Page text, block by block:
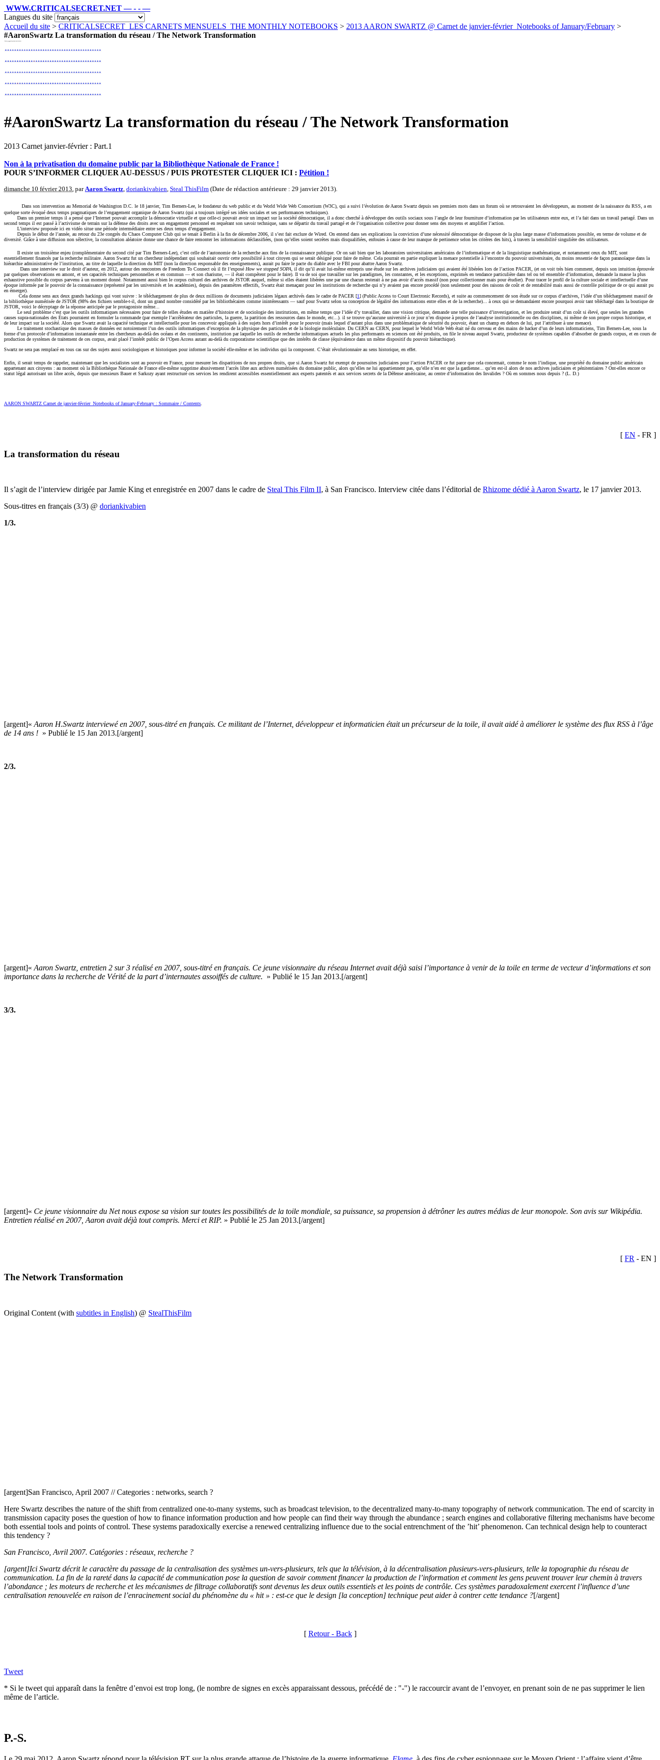
WWW.CRITICALSECRET.NET — - - —
Langues du site
Accueil du site > CRITICALSECRET_LES CARNETS MENSUELS_THE MONTHLY NOTEBOOKS > 2013 AARON SWARTZ @ Carnet de janvier-février_Notebooks of January/February >
#AaronSwartz La transformation du réseau / The Network Transformation
#AaronSwartz La transformation du réseau / The Network Transformation
2013 Carnet janvier-février : Part.1
Non à la privatisation du domaine public par la Bibliothèque Nationale de France !
POUR S’INFORMER CLIQUER AU-DESSUS / PUIS PROTESTER CLIQUER ICI : Pétition !
dimanche 10 février 2013 , par Aaron Swartz doriankivabien Steal ThisFilm (Date de rédaction antérieure : 29 janvier 2013).
Dans son intervention au Memorial de Washington D.C. le 18 janvier, Tim Berners-Lee, le fondateur du web public et du World Wide Web Consortium (W3C), qui a suivi l’évolution de Aaron Swartz depuis ses premiers mots dans un forum où se retrouvaient les développeurs, au moment de la naissance du RSS, a en
quelque sorte évoqué deux temps pragmatiques de l’engagement organique de Aaron Swartz (qui a toujours intégré ses idées sociales et ses performances techniques).
Dans un premier temps il a pensé que l’Internet pouvait accomplir la démocratie virtuelle et que celle-ci pouvait avoir un impact sur la société démocratique, il a donc cherché à développer des outils sociaux sous l’angle de leur fourniture d’information par les utilisateurs entre eux, et l’a fait dans un travail partagé. Dans un
second temps il est passé à l’activisme de terrain sur la défense des droits avec un engagement personnel en requérant son savoir technique, sans se départir du travail partagé et de l’organisation collective pour donner sens des moyens et amplifier l’action.
L’interview proposée ici en vidéo situe une période intermédiaire entre ses deux temps d’engagement.
Depuis le début de l’année, au retour du 23e congrès du Chaos Computer Club qui se tenait à Berlin à la fin de décembre 2006, il s’est fait exclure de Wired. On entend dans ses explications la conviction d’une nécessité démocratique de disposer de la plus large masse d’informations possible, en terme de volume et de
diversité. Grâce à une diffusion non sélective, la consultation aléatoire donne une chance de faire remonter les informations déclassifiées, (non qu’elles soient secrètes mais disqualifiées, enfouies à cause de leur manque de pertinence selon les critères des hits), à travers la sensibilité singulière des utilisateurs.
Il existe un troisième enjeu (complémentaire du second cité par Tim Berners-Lee), c’est celle de l’autonomie de la recherche aux fins de la connaissance publique. Or on sait bien que les laboratoires universitaires américains de l’informatique et de la linguistique mathématique, et notamment ceux du MIT, sont
essentiellement financés par la recherche militaire. Aaron Swartz fut un chercheur indépendant qui souhaitait ouvrir cette possibilité à tout citoyen qui se serait désigné pour faire de même. Cela pourrait en partie expliquer la menace potentielle à l’encontre du pouvoir universitaire, du moins ressentie de façon paranoïaque dans la
hiérarchie administrative de l’institution, au titre de laquelle la direction du MIT (non la direction responsable des enseignements), aurait pu faire le pacte du diable avec le FBI pour abattre Aaron Swartz.
Dans une interview sur le droit d’auteur, en 2012, autour des rencontres de Freedom To Connect où il fit l’exposé How we stopped SOPA , il dit qu’il avait lui-même entrepris une étude sur les archives judiciaires qui avaient été libérées lors de l’action PACER, (et on voit très bien comment, depuis son intuition éprouvée
par quelques observations en amont, et ses capacités techniques personnelles et en commun — et son charisme, — il était compétent pour le faire). Il va de soi que travailler sur les paradigmes, les constantes, et les exceptions, exprimés en tendance particulière dans tel ou tel ensemble d’information, demande la masse la plus
exhaustive possible du corpus parvenu à un moment donné. Notamment aussi bien le corpus culturel des archives de JSTOR auquel, même si elles étaient libérées une par une chacun resterait à ne pas avoir d’accès massif (non pour collectionner mais pour étudier). Pour tracer le profil de la culture sociale et intellectuelle d’une
époque informée par le pouvoir de la connaissance (représenté par les universités et les académies), depuis des paramètres effectifs, Swartz était menaçant pour les institutions de recherche qui n’y avaient pas encore procédé (non seulement pour des raisons de coût et de rentabilité mais aussi de contrôle politique de ce qui aurait pu
en émerger).
Cela donne sens aux deux grands hackings qui vont suivre : le téléchargement de plus de deux millions de documents judiciaires légaux archivés dans le cadre de PACER [1] (Public Access to Court Electronic Records), et suite au commencement de son étude sur ce corpus d’archives, l’idée d’un téléchargement massif de
la bibliothèque numérisée de JSTOR (98% des fichiers semble-t-il, dont un grand nombre considéré par les bibliothécaires comme inintéressants — sauf pour Swartz selon sa conception de légalité des informations entre elles et de la recherche)... à ceux qui se demandaient encore pourquoi avoir tant téléchargé dans la boutique de
JSTOR, voici le décryptage de la réponse anticipée par le protagoniste même...
Le seul problème c’est que les outils informatiques nécessaires pour faire de telles études en matière d’histoire et de sociologie des institutions, en même temps que l’idée d’y travailler, dans une vision critique, demande une telle puissance d’investigation, et les produire serait d’un coût si élevé, que seules les grandes
causes supra-nationales des États pourraient en formuler la commande (par exemple l’accélérateur des particules, la guerre, la partition des ressources dans le monde, etc...). il se trouve qu’aucune université à ce jour n’en dispose à propos de l’analyse institutionnelle ou des disciplines, ni même de son propre corpus historique, et
de leur impact sur la société. Alors que Swartz avait la capacité technique et intellectuelle pour les concevoir appliqués à des sujets hors d’intérêt pour le pouvoir (mais lequel d’autant plus dans une problématique de sécurité du pouvoir, étant un champ en dehors de lui, put l’attribuer à une menace).
Le traitement stochastique des masses de données est notoirement l’un des outils informatiques d’exception de la physique des particules et de la biologie moléculaire. Du CERN au CERN, pour lequel le World Wide Web était né du cerveau et des mains de hacker d’un de leurs informaticiens, Tim Berners-Lee, sous la
forme d’un protocole d’information instantanée entre les chercheurs au-delà des océans et des continents, institution par laquelle les outils de recherche informatiques actuels les plus performants en sciences ont été produits, on file le niveau auquel Swartz, producteur de systèmes capables d’absorber de grands corpus, et en cours de
production de systèmes de traitement de ces corpus, avait placé l’intérêt public de l’Open Access autant au-delà du corporatisme scientifique que des intérêts de classe (équivalence dans un même dispositif du pouvoir hiérarchique).
Swartz ne sera pas remplacé en tous cas sur des sujets aussi sociologiques et historiques pour informer la société elle-même et les individus qui la composent. C’était révolutionnaire au sens historique, en effet.
Enfin, il serait temps de rappeler, maintenant que les socialistes sont au pouvoir en France, pour mesurer les disparitions de nos propres droits, que si Aaron Swartz fut exempt de poursuites judiciaires pour l’action PACER ce fut parce que cela concernait, comme le nom l’indique, une propriété du domaine public américain
appartenant aux citoyens : au moment où la Bibliothèque Nationale de France elle-même supprime abusivement l’accès libre aux archives numérisées du domaine public, alors qu’elles ne lui appartiennent pas, qu’elle n’en est que la gardienne... qu’en est-il alors de nos archives judiciaires et pénitentiaires ? Ont-elles encore ce
statut légal autorisant un libre accès, depuis que messieurs Bauer et Sarkozy ayant restructuré ces services les rendirent accessibles essentiellement aux experts patentés et aux services secrets de la Défense américaine, au centre d’information des Invalides ? Où en sommes nous depuis ? (L. D.)
AARON SWARTZ Carnet de janvier-février_Notebooks of January-February : Sommaire / Contents
[ EN - FR ]
La transformation du réseau
Il s’agit de l’interview dirigée par Jamie King et enregistrée en 2007 dans le cadre de Steal This Film II, à San Francisco. Interview citée dans l’éditorial de Rhizome dédié à Aaron Swartz, le 17 janvier 2013.
Sous-titres en français (3/3) @ doriankivabien
1/3.
[argent]« Aaron H.Swartz interviewé en 2007, sous-titré en français. Ce militant de l’Internet, développeur et informaticien était un précurseur de la toile, il avait aidé à améliorer le système des flux RSS à l’âge
de 14 ans ! » Publié le 15 Jan 2013.[/argent]
2/3.
[argent]« Aaron Swartz, entretien 2 sur 3 réalisé en 2007, sous-titré en français. Ce jeune visionnaire du réseau Internet avait déjà saisi l’importance à venir de la toile en terme de vecteur d’informations et son
importance dans la recherche de Vérité de la part d’internautes assoiffés de culture. » Publié le 15 Jan 2013.[/argent]
3/3.
[argent]« Ce jeune visionnaire du Net nous expose sa vision sur toutes les possibilités de la toile mondiale, sa puissance, sa propension à détrôner les autres médias de leur monopole. Son avis sur Wikipédia.
Entretien réalisé en 2007, Aaron avait déjà tout compris. Merci et RIP. » Publié le 25 Jan 2013.[/argent]
[ FR - EN ]
The Network Transformation
Original Content (with subtitles in English) @ StealThisFilm
[argent]San Francisco, April 2007 // Categories : networks, search ?
Here Swartz describes the nature of the shift from centralized one-to-many systems, such as broadcast television, to the decentralized many-to-many topography of network communication. The end of scarcity in
transmission capacity poses the question of how to finance information production and how people can find their way through the abundance ; search engines and collaborative filtering mechanisms have become
both essential tools and points of control. These systems paradoxically exercise a renewed centralizing influence due to the social entrenchment of the ’hit’ phenomenon. Can technical design help to counteract
this tendency ?
San Francisco, Avril 2007. Catégories : réseaux, recherche ?
[argent]Ici Swartz décrit le caractère du passage de la centralisation des systèmes un-vers-plusieurs, tels que la télévision, à la décentralisation plusieurs-vers-plusieurs, telle la topographie du réseau de
communication. La fin de la rareté dans la capacité de communication pose la question de savoir comment financer la production de l’information et comment les gens peuvent trouver leur chemin à travers
l’abondance ; les moteurs de recherche et les mécanismes de filtrage collaboratifs sont devenus les deux outils essentiels et les points de contrôle. Ces systèmes paradoxalement exercent l’influence d’une
centralisation renouvelée en raison de l’enracinement social du phénomène du « hit » : est-ce que le design [la conception] technique peut aider à contrer cette tendance ?[/argent]
[ Retour - Back]
Tweet
* Si le tweet qui apparaît dans la fenêtre d’envoi est trop long, (le nombre de signes en excès apparaissant dessous, précédé de : "-") le raccourcir avant de l’envoyer, en prenant soin de ne pas supprimer le lien
même de l’article.
P.-S.